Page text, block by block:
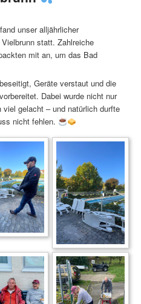
unser alljährlicher
statt. Zahlreiche
mit an, um das Bad
Geräte verstaut und die
Dabei wurde nicht nur
gelacht – und natürlich durfte
nicht fehlen.